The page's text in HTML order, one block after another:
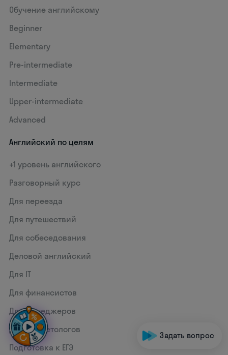
Обучение английскому
Beginner
Elementary
Pre-intermediate
Intermediate
Upper-intermediate
Advanced
Английский по целям
+1 уровень английского
Разговорный курс
Для переезда
Для путешествий
Для собеседования
Деловой английский
Для IT
Для финансистов
Для менеджеров
Для маркетологов
Подготовка к ЕГЭ
Задать вопрос